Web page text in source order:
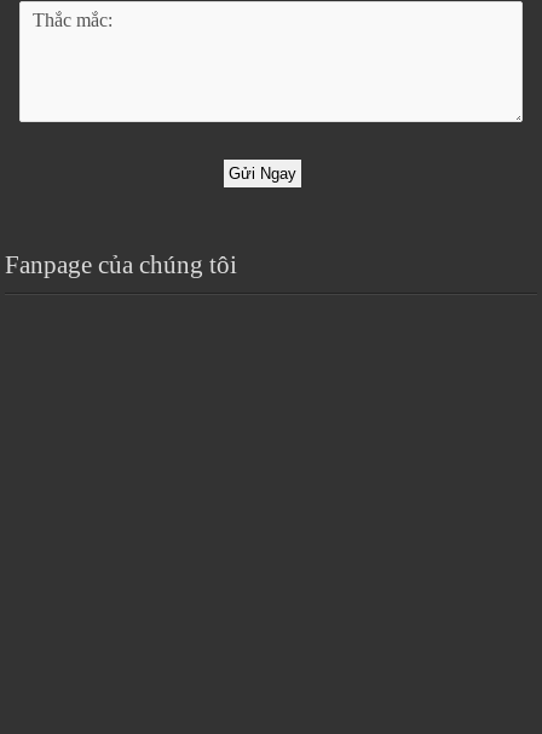
Gửi Ngay
Fanpage của chúng tôi